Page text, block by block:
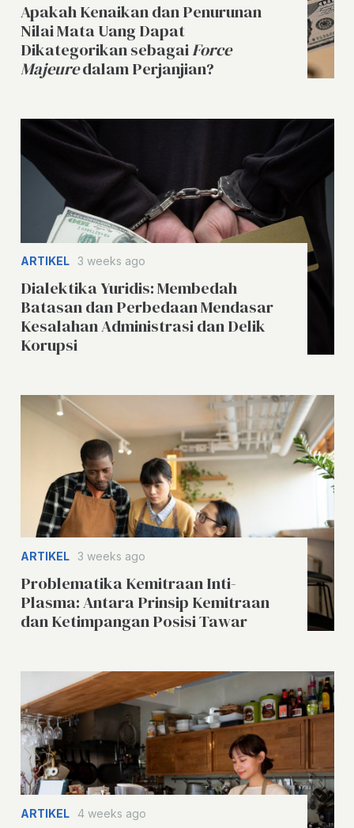
Apakah Kenaikan dan Penurunan
Nilai Mata Uang Dapat
Dikategorikan sebagaiForce
Majeuredalam Perjanjian?
ARTIKEL 3 weeks ago
Dialektika Yuridis: Membedah
Batasan dan Perbedaan Mendasar
Kesalahan Administrasi dan Delik
Korupsi
ARTIKEL 3 weeks ago
Problematika Kemitraan Inti-
Plasma: Antara Prinsip Kemitraan
dan Ketimpangan Posisi Tawar
ARTIKEL 4 weeks ago